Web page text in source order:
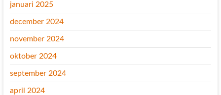
januari 2025
december 2024
november 2024
oktober 2024
september 2024
april 2024